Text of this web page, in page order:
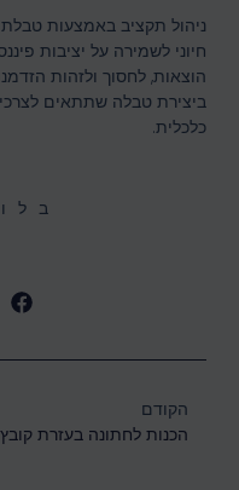
ניהול תקציב באמצעות טבלת
חיוני לשמירה על יציבות
הוצאות, לחסוך ולזהות
ביצירת טבלה שתתאים
כלכלית.
הקודם